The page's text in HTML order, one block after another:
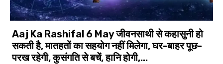
Aaj Ka Rashifal 6 May जीवनसाथी से कहासुनी हो
सकती है, मातहतों का सहयोग नहीं मिलेगा, घर-बाहर पूछ-
परख रहेगी, कुसंगति से बचें, हानि होगी,...